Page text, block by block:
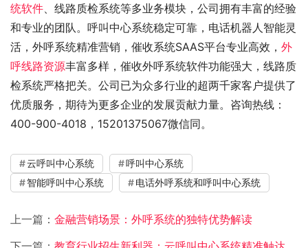
统软件 、线路质检系统等多业务模块，公司拥有丰富的经验
和专业的团队。呼叫中心系统稳定可靠，电话机器人智能灵
活，外呼系统精准营销，催收系统SAAS平台专业高效， 外
呼线路资源丰富多样，催收外呼系统软件功能强大，线路质
检系统严格把关。公司已为众多行业的超两千家客户提供了
优质服务，期待为更多企业的发展贡献力量。咨询热线：
400-900-4018，15201375067微信同。
云呼叫中心系统
呼叫中心系统
智能呼叫中心系统
电话外呼系统和呼叫中心系统
上一篇： 金融营销场景：外呼系统的独特优势解读​